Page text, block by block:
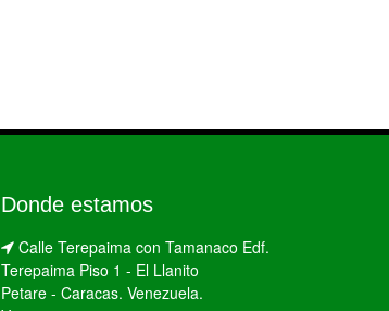
Donde estamos
Calle Terepaima con Tamanaco Edf.
Terepaima Piso 1 - El Llanito
Petare - Caracas. Venezuela.